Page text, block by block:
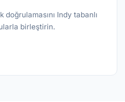
Indy tabanlı
birleştirin.